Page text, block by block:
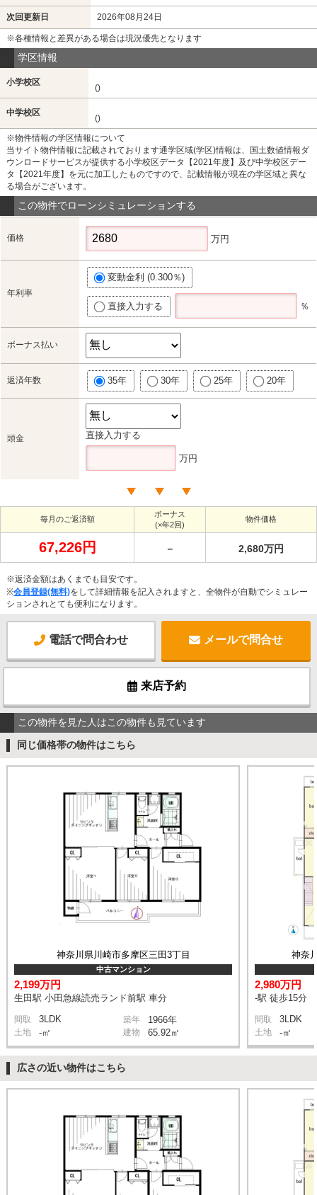
次回更新日 2026年08月24日
※各種情報と差異がある場合は現況優先となります
学区情報
小学校区
()
中学校区
()
※物件情報の学区情報について
当サイト物件情報に記載されております通学区域(学区)情報は、国土数値情報ダ
ウンロードサービスが提供する小学校区データ【2021年度】及び中学校区デー
タ【2021年度】を元に加工したものですので、記載情報が現在の学区域と異な
る場合がございます。
この物件でローンシミュレーションする
価格 万円
年利率
変動金利 (0.300％)
直接入力する ％
ボーナス払い
返済年数 35年 30年 25年 20年
頭金 直接入力する
万円
毎月のご返済額
ボーナス
(×年2回)
物件価格
67,226円 － 2,680万円
※返済金額はあくまでも目安です。
※会員登録(無料)をして詳細情報を記入されますと、全物件が自動でシミュレー
ションされとても便利になります。
電話で問合わせ メールで問合せ
来店予約
この物件を見た人はこの物件も見ています
同じ価格帯の物件はこちら
神奈川県川崎市多摩区三田3丁目
中古マンション
2,199万円
生田駅 小田急線読売ランド前駅 車分
間取 3LDK 築年 1966年
土地 -㎡ 建物 65.92㎡
神奈
2,980万円
-駅 徒歩15分
間取 3LDK
土地 -㎡
広さの近い物件はこちら